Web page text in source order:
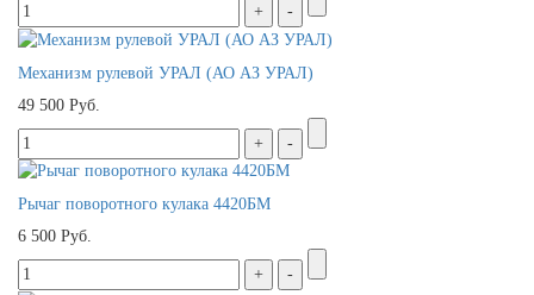
Механизм рулевой УРАЛ (АО АЗ УРАЛ)
49 500 Руб.
Рычаг поворотного кулака 4420БМ
6 500 Руб.